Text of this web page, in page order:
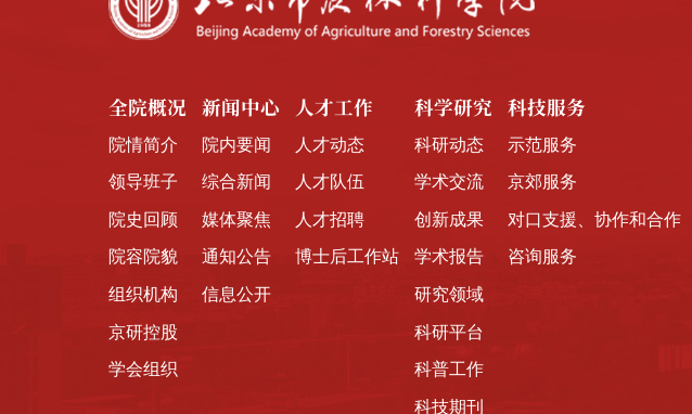
全院概况
院情简介
领导班子
院史回顾
院容院貌
组织机构
京研控股
学会组织
新闻中心
院内要闻
综合新闻
媒体聚焦
通知公告
信息公开
人才工作
人才动态
人才队伍
人才招聘
博士后工作站
科学研究
科研动态
学术交流
创新成果
学术报告
研究领域
科研平台
科普工作
科技期刊
科技服务
示范服务
京郊服务
对口支援、协作和合作
咨询服务